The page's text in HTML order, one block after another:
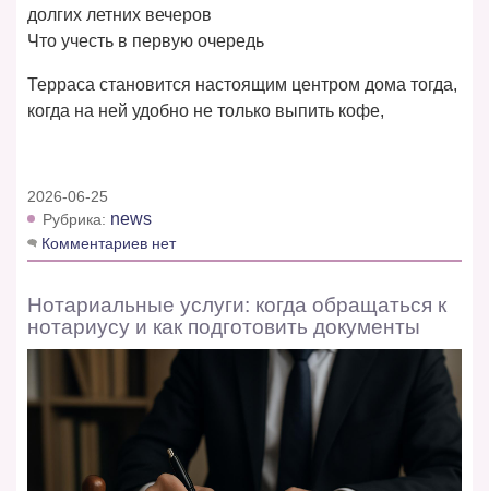
долгих летних вечеров
Что учесть в первую очередь
Терраса становится настоящим центром дома тогда,
когда на ней удобно не только выпить кофе,
2026-06-25
Рубрика: news
Комментариев нет
Нотариальные услуги: когда обращаться к
нотариусу и как подготовить документы